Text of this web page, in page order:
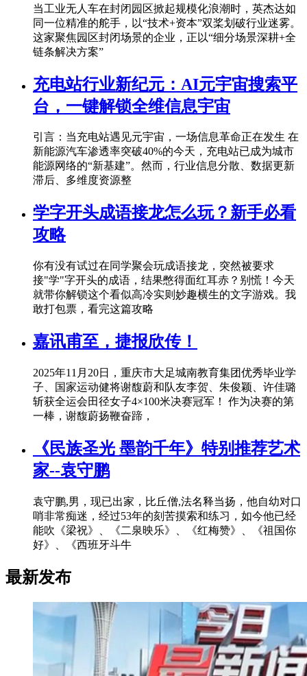
当工业无人车在封闭园区掀起规模化浪潮时，英杰达如
同一位精准的舵手，以“技术+资本”双桨划破行业迷雾。
这家聚焦园区封闭场景的企业，正以“细分场景深耕+全
链条解决方案”
充电站行业新纪元：AI元宇宙搜索平
台，一键解锁全维信息宇宙
引言：当充电站遇见元宇宙，一场信息革命正在发生 在
新能源汽车渗透率突破40%的今天，充电站已成为城市
能源网络的“新基建”。然而，行业信息分散、数据更新
滞后、多维度资源整
学字开头成语接龙怎么玩？新手必看
攻略
你有没有试过在同学聚会玩成语接龙，突然被要求
接"学"字开头的成语，结果憋得面红耳赤？别慌！今天
就带你解锁这个看似高冷实则妙趣横生的文字游戏。我
敢打包票，看完这篇攻略
嘉讯甫至，捷报欣传！
2025年11月20日，重庆市大足城南教育集团优秀毕业学
子、国家运动健将谢馥蔚和队友李贺、朱俊颖、许佳璐
斩获全运会田径女子4×100米决赛冠军！ 作为决赛的第
一棒，谢馥蔚扬鞭奋蹄，
《民族圣光 墨韵千年》特别推荐艺术
家--袁守鹏
袁守鹏,男，现已出家，比丘僧,法名释当扬，他自幼对口
哨非常痴迷，经过53年的刻苦摸索和练习，如今他已经
能吹《梁祝》、《二泉映乐》、《红梅赞》、《祖国你
好》、《西班牙斗牛
最新发布